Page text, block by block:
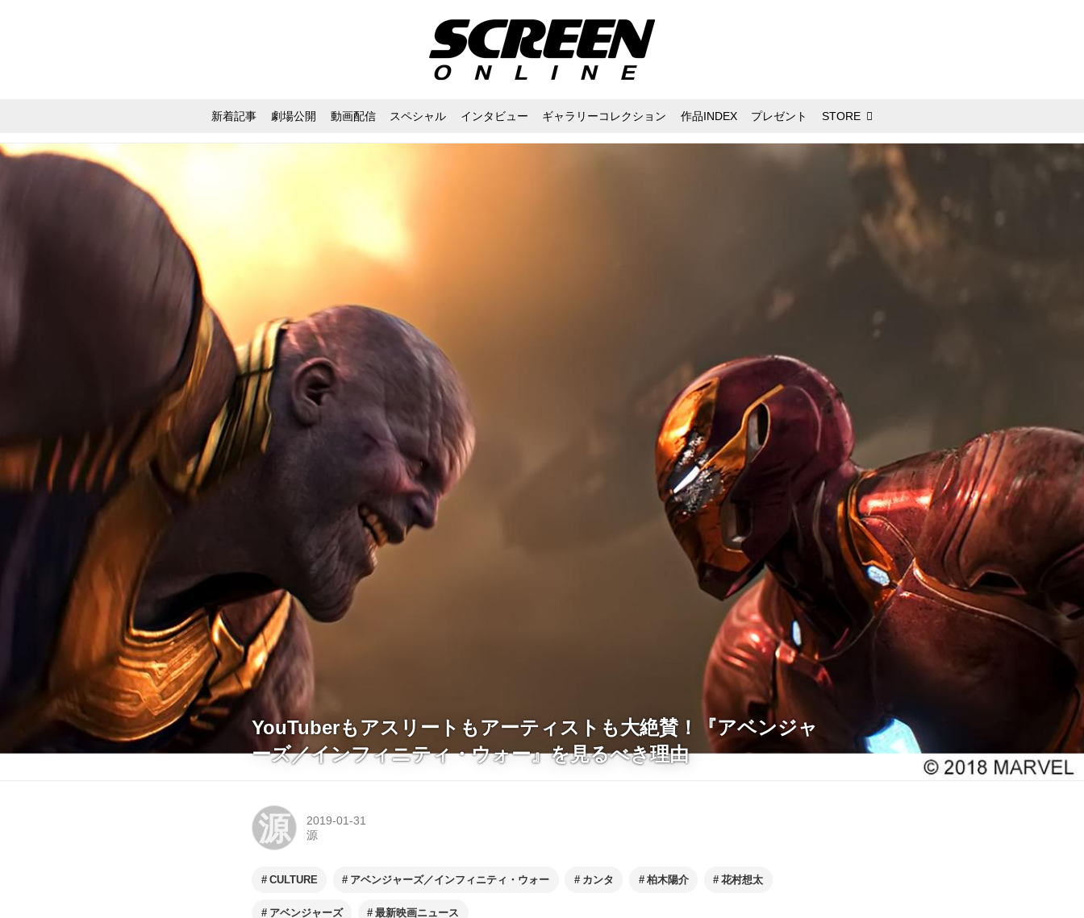
新着記事 劇場公開 動画配信 スペシャル インタビュー ギャラリーコレクション 作品INDEX プレゼント STORE
YouTuberもアスリートもアーティストも大絶賛！『アベンジャ
ーズ／インフィニティ・ウォー』を見るべき理由
源
2019-01-31
源
CULTURE アベンジャーズ／インフィニティ・ウォー カンタ 柏木陽介 花村想太
アベンジャーズ 最新映画ニュース